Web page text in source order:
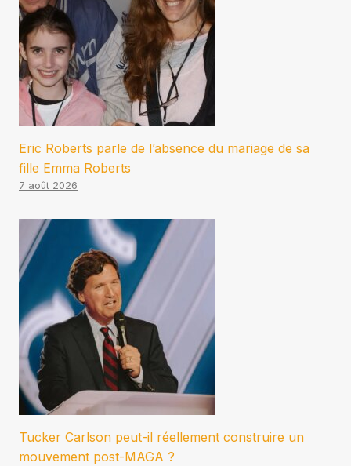
Eric Roberts parle de l’absence du mariage de sa
fille Emma Roberts
7 août 2026
Tucker Carlson peut-il réellement construire un
mouvement post-MAGA ?